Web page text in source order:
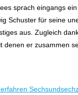
sprach eingangs
Schuster für seine
aus. Zugleich
denen er zusammen